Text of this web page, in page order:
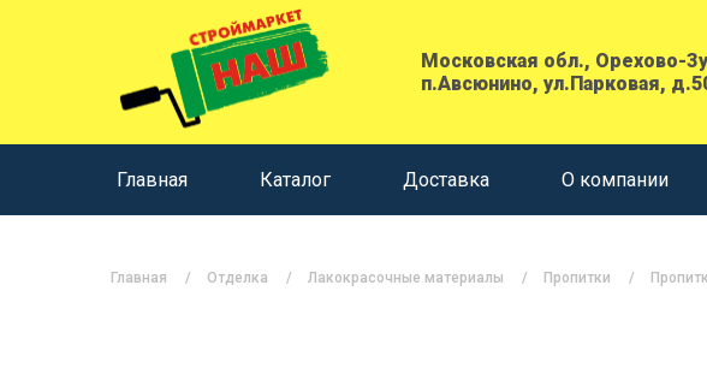
Московская обл., Орехово-
п.Авсюнино, ул.Парковая,
Главная Каталог Доставка О компании
Главная Отделка Лакокрасочные материалы Пропитки